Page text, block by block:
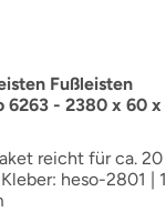
Fußleisten
6263 - 2380 x 60 x
reicht für ca. 20
heso-2801 | 1